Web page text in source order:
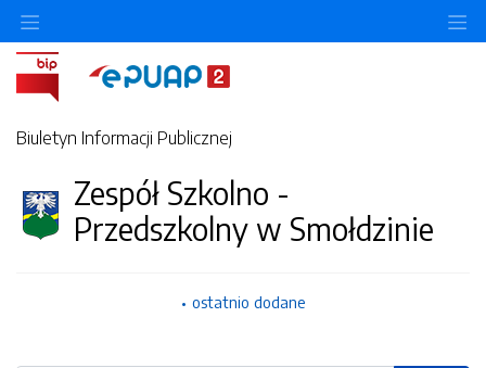
Biuletyn Informacji Publicznej
Zespół Szkolno -
Przedszkolny w Smołdzinie
ostatnio dodane